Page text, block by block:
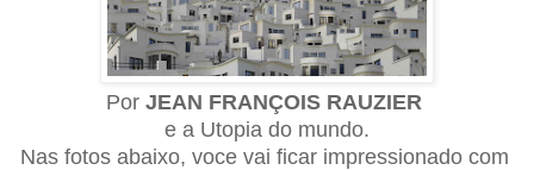
Por JEAN FRANÇOIS RAUZIER
e a Utopia do mundo.
Nas fotos abaixo, voce vai ficar impressionadocom